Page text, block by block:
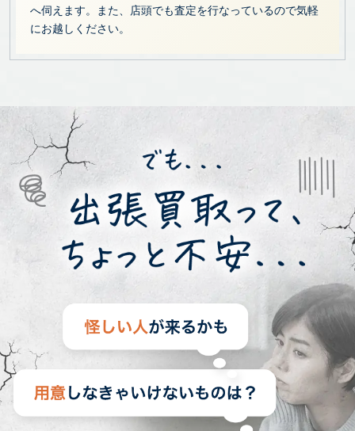
へ伺えます。また、店頭でも査定を行なっているので気軽
にお越しください。